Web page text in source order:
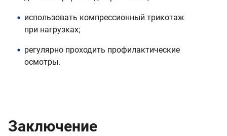
использовать компрессионный трикотаж
при нагрузках;
регулярно проходить профилактические
осмотры.
Заключение